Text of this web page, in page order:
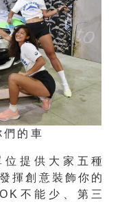
的車
提供大家五種
揮創意裝飾你的
不能少、第三